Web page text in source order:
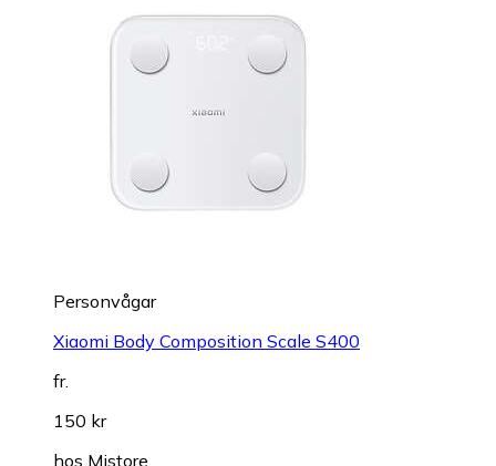
Personvågar
Xiaomi Body Composition Scale S400
fr.
150 kr
hos Mistore